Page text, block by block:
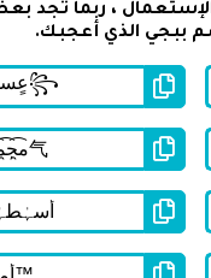
، ربما تجد
ببجي الذي أعجبك.